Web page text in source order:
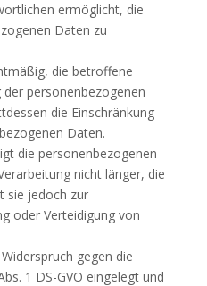
ermöglicht, die
Daten zu
die betroffene
personenbezogenen
die Einschränkung
Daten.
die personenbezogenen
nicht länger, die
sie jedoch zur
oder Verteidigung von
gegen die
1 DS-GVO eingelegt und